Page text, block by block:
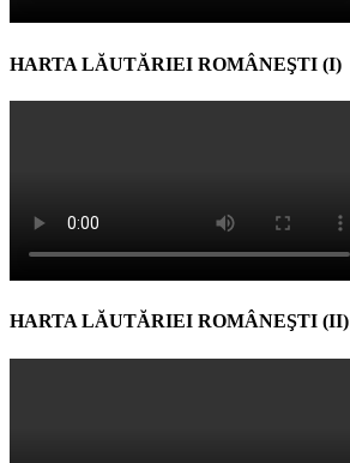
HARTA LĂUTĂRIEI ROMÂNEŞTI (I)
HARTA LĂUTĂRIEI ROMÂNEŞTI (II)